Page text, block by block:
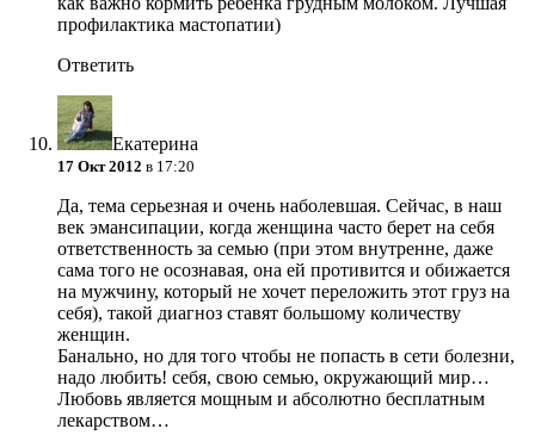
профилактика мастопатии)
Ответить
Екатерина
17 Окт 2012 в 17:20
Да, тема серьезная и очень наболевшая. Сейчас, в наш
век эмансипации, когда женщина часто берет на себя
ответственность за семью (при этом внутренне, даже
сама того не осознавая, она ей противится и обижается
на мужчину, который не хочет переложить этот груз на
себя), такой диагноз ставят большому количеству
женщин.
Банально, но для того чтобы не попасть в сети болезни,
надо любить! себя, свою семью, окружающий мир…
Любовь является мощным и абсолютно бесплатным
лекарством…